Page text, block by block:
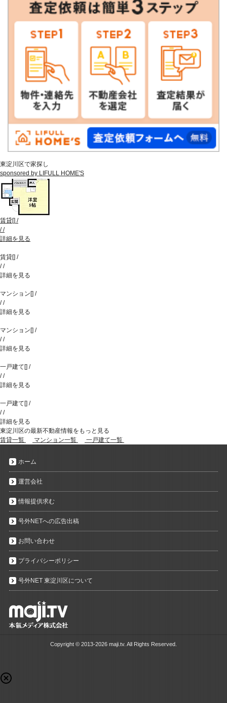
東淀川区で家探し
sponsored by LIFULL HOME'S
賃貸[] /
//
詳細を見る
賃貸[] /
//
詳細を見る
マンション [] /
//
詳細を見る
マンション [] /
//
詳細を見る
一戸建て [] /
//
詳細を見る
一戸建て [] /
//
詳細を見る
東淀川区の最新不動産情報をもっと見る
賃貸一覧
マンション一覧 一戸建て一覧
ホーム
運営会社
情報提供求む
号外NETへの広告出稿
お問い合わせ
プライバシーポリシー
号外NET 東淀川区について
Copyright © 2013-2026 maji.tv. All Rights Reserved.